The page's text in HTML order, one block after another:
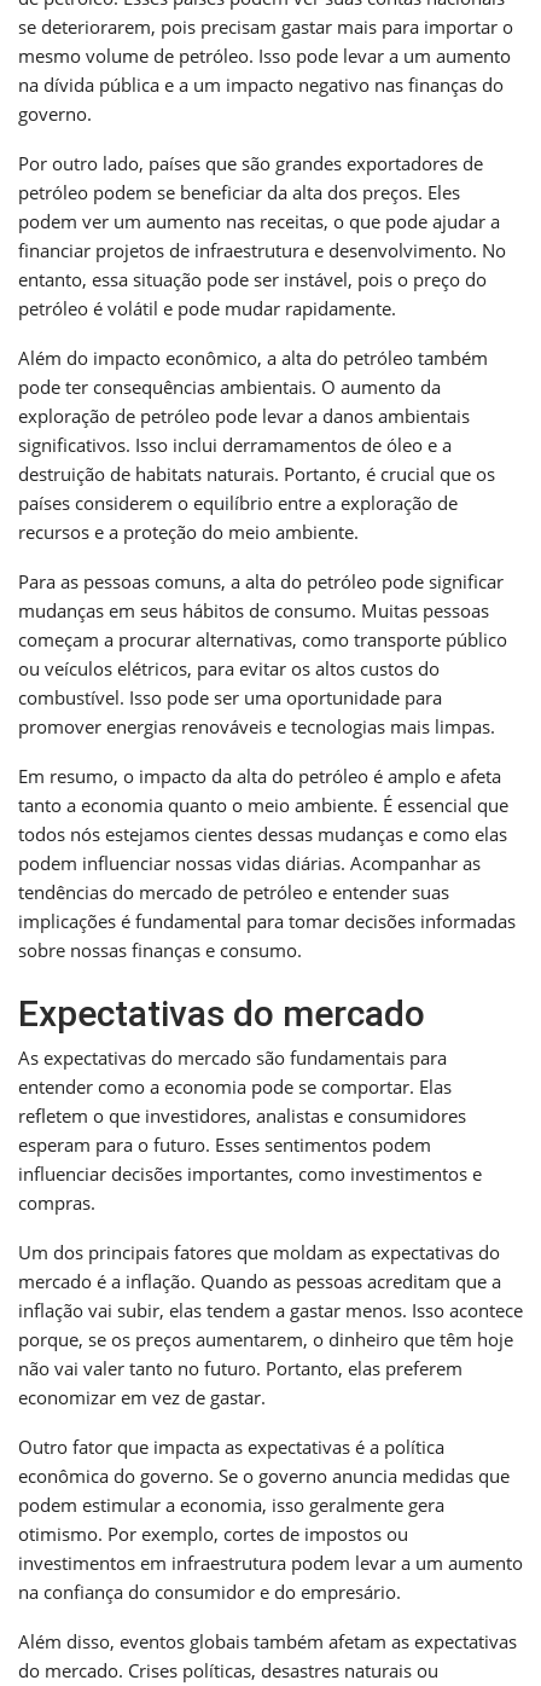
se deteriorarem, pois precisam gastar mais para importar o
mesmo volume de petróleo. Isso pode levar a um aumento
na dívida pública e a um impacto negativo nas finanças do
governo.
Por outro lado, países que são grandes exportadores de
petróleo podem se beneficiar da alta dos preços. Eles
podem ver um aumento nas receitas, o que pode ajudar a
financiar projetos de infraestrutura e desenvolvimento. No
entanto, essa situação pode ser instável, pois o preço do
petróleo é volátil e pode mudar rapidamente.
Além do impacto econômico, a alta do petróleo também
pode ter consequências ambientais. O aumento da
exploração de petróleo pode levar a danos ambientais
significativos. Isso inclui derramamentos de óleo e a
destruição de habitats naturais. Portanto, é crucial que os
países considerem o equilíbrio entre a exploração de
recursos e a proteção do meio ambiente.
Para as pessoas comuns, a alta do petróleo pode significar
mudanças em seus hábitos de consumo. Muitas pessoas
começam a procurar alternativas, como transporte público
ou veículos elétricos, para evitar os altos custos do
combustível. Isso pode ser uma oportunidade para
promover energias renováveis e tecnologias mais limpas.
Em resumo, o impacto da alta do petróleo é amplo e afeta
tanto a economia quanto o meio ambiente. É essencial que
todos nós estejamos cientes dessas mudanças e como elas
podem influenciar nossas vidas diárias. Acompanhar as
tendências do mercado de petróleo e entender suas
implicações é fundamental para tomar decisões informadas
sobre nossas finanças e consumo.
Expectativas do mercado
As expectativas do mercado são fundamentais para
entender como a economia pode se comportar. Elas
refletem o que investidores, analistas e consumidores
esperam para o futuro. Esses sentimentos podem
influenciar decisões importantes, como investimentos e
compras.
Um dos principais fatores que moldam as expectativas do
mercado é a inflação. Quando as pessoas acreditam que a
inflação vai subir, elas tendem a gastar menos. Isso acontece
porque, se os preços aumentarem, o dinheiro que têm hoje
não vai valer tanto no futuro. Portanto, elas preferem
economizar em vez de gastar.
Outro fator que impacta as expectativas é a política
econômica do governo. Se o governo anuncia medidas que
podem estimular a economia, isso geralmente gera
otimismo. Por exemplo, cortes de impostos ou
investimentos em infraestrutura podem levar a um aumento
na confiança do consumidor e do empresário.
Além disso, eventos globais também afetam as expectativas
do mercado. Crises políticas, desastres naturais ou